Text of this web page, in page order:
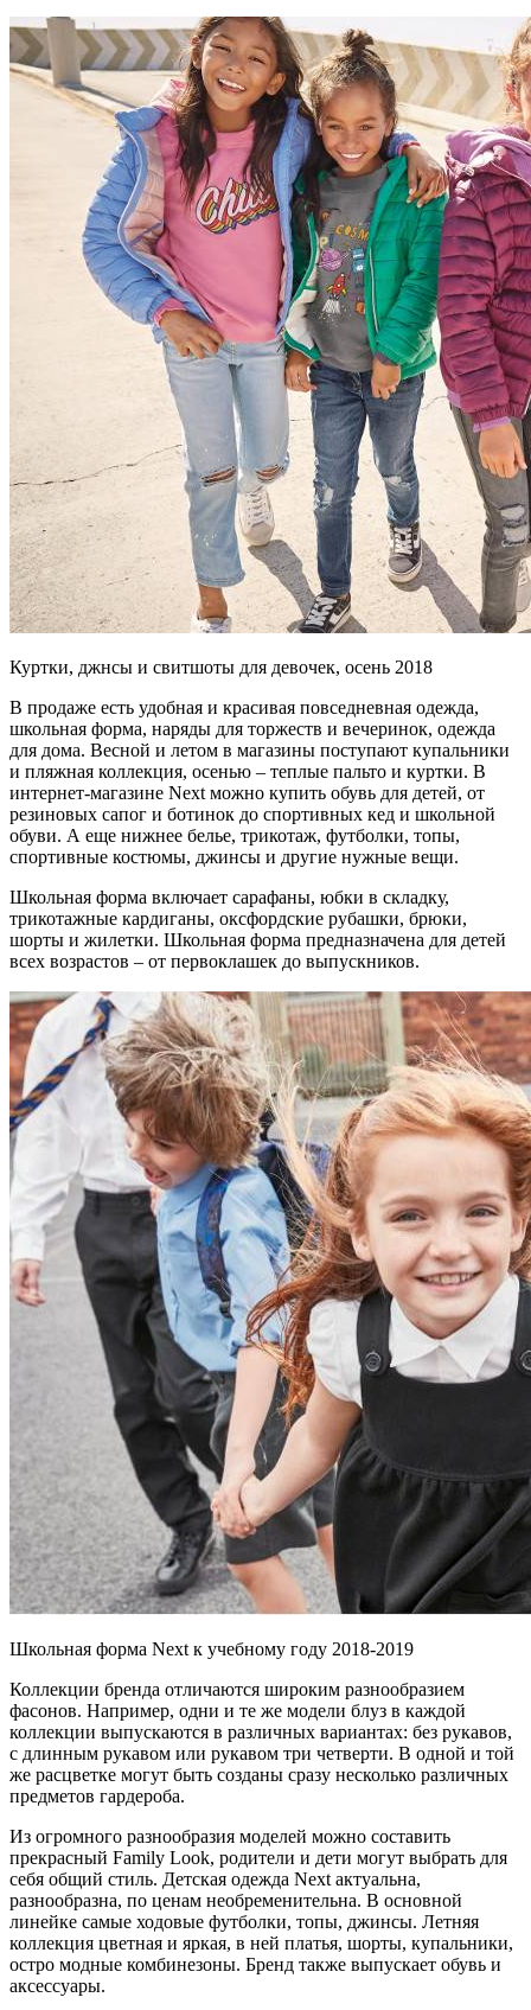
Куртки, джнсы и свитшоты для девочек, осень 2018
В продаже есть удобная и красивая повседневная одежда,
школьная форма, наряды для торжеств и вечеринок, одежда
для дома. Весной и летом в магазины поступают купальники
и пляжная коллекция, осенью – теплые пальто и куртки. В
интернет-магазине Next можно купить обувь для детей, от
резиновых сапог и ботинок до спортивных кед и школьной
обуви. А еще нижнее белье, трикотаж, футболки, топы,
спортивные костюмы, джинсы и другие нужные вещи.
Школьная форма включает сарафаны, юбки в складку,
трикотажные кардиганы, оксфордские рубашки, брюки,
шорты и жилетки. Школьная форма предназначена для детей
всех возрастов – от первоклашек до выпускников.
Школьная форма Next к учебному году 2018-2019
Коллекции бренда отличаются широким разнообразием
фасонов. Например, одни и те же модели блуз в каждой
коллекции выпускаются в различных вариантах: без рукавов,
с длинным рукавом или рукавом три четверти. В одной и той
же расцветке могут быть созданы сразу несколько различных
предметов гардероба.
Из огромного разнообразия моделей можно составить
прекрасный Family Look, родители и дети могут выбрать для
себя общий стиль. Детская одежда Next актуальна,
разнообразна, по ценам необременительна. В основной
линейке самые ходовые футболки, топы, джинсы. Летняя
коллекция цветная и яркая, в ней платья, шорты, купальники,
остро модные комбинезоны. Бренд также выпускает обувь и
аксессуары.